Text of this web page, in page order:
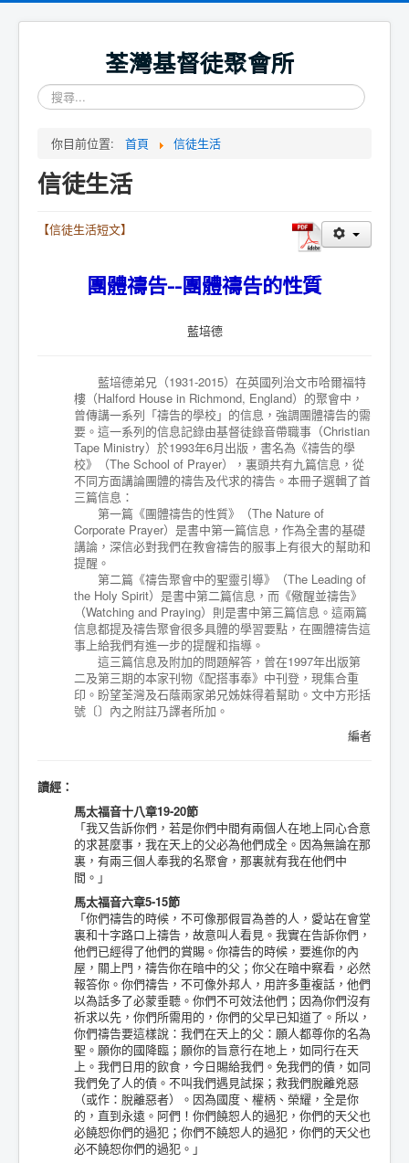
荃灣基督徒聚會所
搜
尋...
你目前位置:
首頁 信徒生活
信徒生活
【信徒生活短文】
團體禱告--團體禱告的性質
藍培德
藍培德弟兄（1931-2015）在英國列治文市哈爾福特
樓（Halford House in Richmond, England）的聚會中，
曾傳講一系列「禱告的學校」的信息，強調團體禱告的需
要。這一系列的信息記錄由基督徒錄音帶職事（Christian
Tape Ministry）於1993年6月出版，書名為《禱告的學
校》（The School of Prayer），裏頭共有九篇信息，從
不同方面講論團體的禱告及代求的禱告。本冊子選輯了首
三篇信息：
第一篇《團體禱告的性質》（The Nature of
Corporate Prayer）是書中第一篇信息，作為全書的基礎
講論，深信必對我們在教會禱告的服事上有很大的幫助和
提醒。
第二篇《禱告聚會中的聖靈引導》（The Leading of
the Holy Spirit）是書中第二篇信息，而《儆醒並禱告》
（Watching and Praying）則是書中第三篇信息。這兩篇
信息都提及禱告聚會很多具體的學習要點，在團體禱告這
事上給我們有進一步的提醒和指導。
這三篇信息及附加的問題解答，曾在1997年出版第
二及第三期的本家刊物《配搭事奉》中刊登，現集合重
印。盼望荃灣及石蔭兩家弟兄姊妹得着幫助。文中方形括
號〔〕內之附註乃譯者所加。
編者
讀經：
馬太福音十八章19-20節
「我又告訴你們，若是你們中間有兩個人在地上同心合意
的求甚麼事，我在天上的父必為他們成全。因為無論在那
裏，有兩三個人奉我的名聚會，那裏就有我在他們中
間。」
馬太福音六章5-15節
「你們禱告的時候，不可像那假冒為善的人，愛站在會堂
裏和十字路口上禱告，故意叫人看見。我實在告訴你們，
他們已經得了他們的賞賜。你禱告的時候，要進你的內
屋，關上門，禱告你在暗中的父；你父在暗中察看，必然
報答你。你們禱告，不可像外邦人，用許多重複話，他們
以為話多了必蒙垂聽。你們不可效法他們；因為你們沒有
祈求以先，你們所需用的，你們的父早已知道了。所以，
你們禱告要這樣說：我們在天上的父：願人都尊你的名為
聖。願你的國降臨；願你的旨意行在地上，如同行在天
上。我們日用的飲食，今日賜給我們。免我們的債，如同
我們免了人的債。不叫我們遇見試探；救我們脫離兇惡
（或作：脫離惡者）。因為國度、權柄、榮耀，全是你
的，直到永遠。阿們！你們饒恕人的過犯，你們的天父也
必饒恕你們的過犯；你們不饒恕人的過犯，你們的天父也
必不饒恕你們的過犯。」